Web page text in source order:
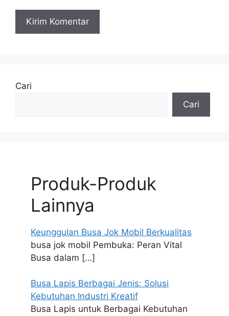
Cari
Cari
Produk-Produk
Lainnya
Keunggulan Busa Jok Mobil Berkualitas
busa jok mobil Pembuka: Peran Vital
Busa dalam […]
Busa Lapis Berbagai Jenis: Solusi
Kebutuhan Industri Kreatif
Busa Lapis untuk Berbagai Kebutuhan